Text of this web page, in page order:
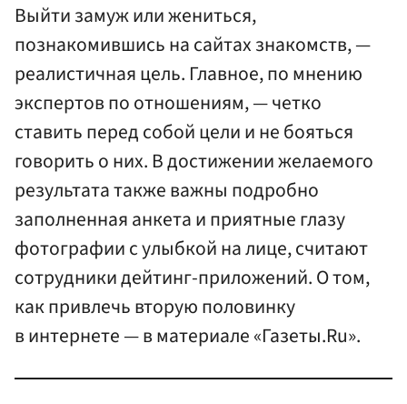
Выйти замуж или жениться,
познакомившись на сайтах знакомств, —
реалистичная цель. Главное, по мнению
экспертов по отношениям, — четко
ставить перед собой цели и не бояться
говорить о них. В достижении желаемого
результата также важны подробно
заполненная анкета и приятные глазу
фотографии с улыбкой на лице, считают
сотрудники дейтинг-приложений. О том,
как привлечь вторую половинку
в интернете — в материале «Газеты.Ru».